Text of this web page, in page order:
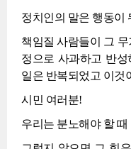
정치인의 말은 행동이
책임질 사람들이 그
정으로 사과하고 반
일은 반복되었고 이것
시민 여러분!
우리는 분노해야 할